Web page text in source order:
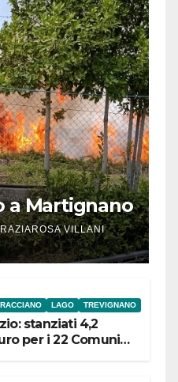
a Martignano
VILLANI
LAGO TREVIGNANO
stanziati 4,2
per i 22 Comuni